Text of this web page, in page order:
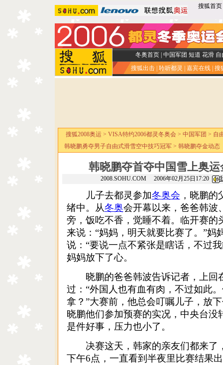
搜狐首页
冬奥首页| 中国军团 短道 花滑 自
搜狐出击 聆听都灵 嘉宾在线 搜
搜狐2008奥运 > VISA特约2006都灵冬奥会> 中国军团 > 自
韩晓鹏勇夺男子自由式滑雪空中技巧冠军> 韩晓鹏夺金动态
韩晓鹏夺首夺中国雪上奥
2008.SOHU.COM 2006年02月25日17:20
儿子去都灵参加冬奥会 ，晓鹏
绪中。从冬奥会开幕以来，爸爸韩波
旁，饭吃不香，觉睡不着。临开赛的
来说：“妈妈，明天就要比赛了。 ”妈
说：“要说一点不紧张是瞎话，不过
妈妈放下了心。
晓鹏的爸爸韩波告诉记者，上回
过：“外国人也有血有肉，不过如此
拿？”大赛前，他总会叮嘱儿子，放
晓鹏他们参加预赛的实况，中央台没
是件好事，压力也小了。
决赛这天，韩家的亲友们都来了
下午6点，一直看到半夜里比赛结果